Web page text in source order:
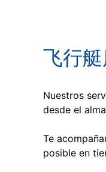
飞行艇
Nuestros
desde el
Te
posible en